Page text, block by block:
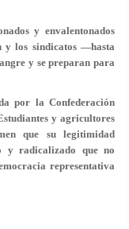
y envalentonados
y los sindicatos —hasta
y se preparan para
por la Confederación
y agricultores
que su legitimidad
y radicalizado que no
representativa